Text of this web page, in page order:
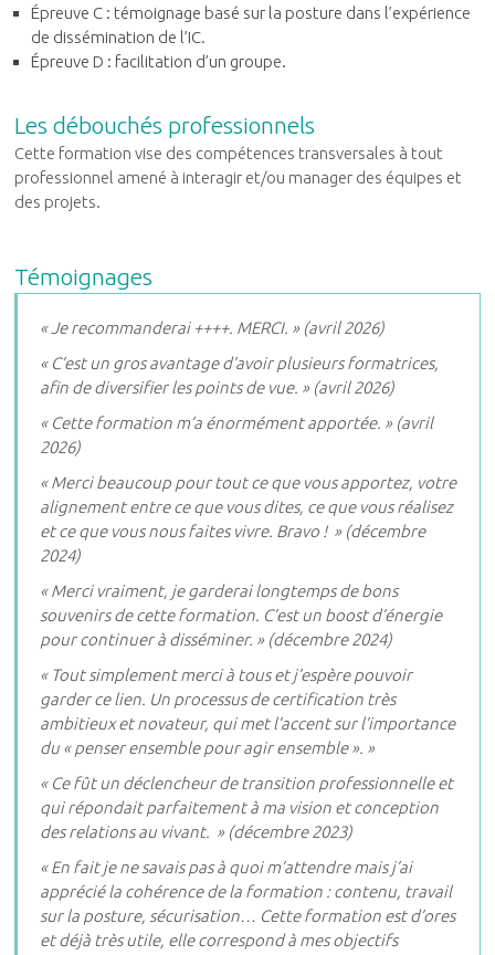
Épreuve C : témoignage basé sur la posture dans l’expérience
de dissémination de l’IC.
Épreuve D : facilitation d’un groupe.
Les débouchés professionnels
Cette formation vise des compétences transversales à tout
professionnel amené à interagir et/ou manager des équipes et
des projets.
Témoignages
« Je recommanderai ++++. MERCI. » (avril 2026)
« C’est un gros avantage d’avoir plusieurs formatrices,
afin de diversifier les points de vue. » (avril 2026)
« Cette formation m’a énormément apportée. » (avril
2026)
« Merci beaucoup pour tout ce que vous apportez, votre
alignement entre ce que vous dites, ce que vous réalisez
et ce que vous nous faites vivre. Bravo ! » (décembre
2024)
« Merci vraiment, je garderai longtemps de bons
souvenirs de cette formation. C’est un boost d’énergie
pour continuer à disséminer. » (décembre 2024)
« Tout simplement merci à tous et j’espère pouvoir
garder ce lien. Un processus de certification très
ambitieux et novateur, qui met l’accent sur l’importance
du « penser ensemble pour agir ensemble ». »
« Ce fût un déclencheur de transition professionnelle et
qui répondait parfaitement à ma vision et conception
des relations au vivant. » (décembre 2023)
« En fait je ne savais pas à quoi m’attendre mais j’ai
apprécié la cohérence de la formation : contenu, travail
sur la posture, sécurisation… Cette formation est d’ores
et déjà très utile, elle correspond à mes objectifs